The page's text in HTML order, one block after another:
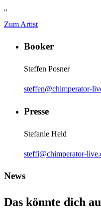
"
Zum Artist
Booker
Steffen Posner
steffen@chimperator-
Presse
Stefanie Held
steffi@chimperator-
News
Das könnte dich